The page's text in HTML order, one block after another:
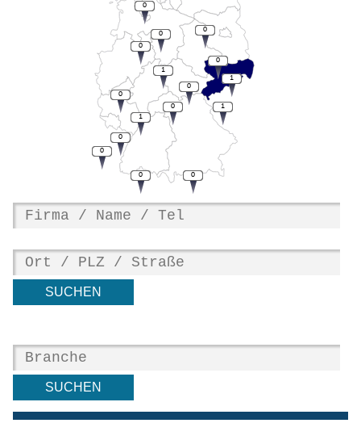
1
1
0
0
0
0
0
0
0
1
0
1
0
0
0
0